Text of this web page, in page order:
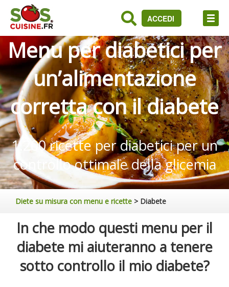
ACCEDI
Menu per diabetici per
un’alimentazione
corretta con il diabete
1.200 ricette per diabetici per un
controllo ottimale della glicemia
Diete su misura con menu e ricette > Diabete
In che modo questi menu per il
diabete mi aiuteranno a tenere
sotto controllo il mio diabete?